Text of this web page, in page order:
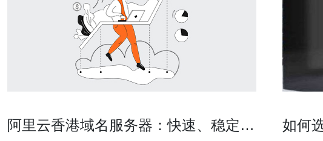
阿里云香港域名服务器：快速、稳定的
如何